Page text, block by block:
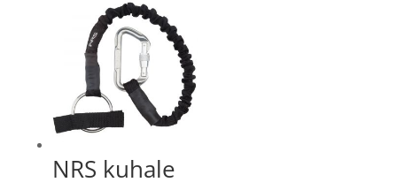
NRS kuhale